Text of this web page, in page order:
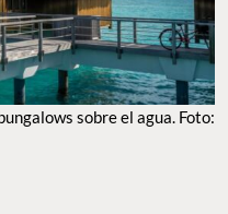
sobre el agua. Foto: